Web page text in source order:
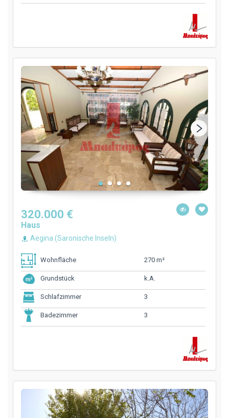
320.000 €
Haus
Aegina (Saronische Inseln)
Wohnfläche 270 m²
Grundstück k.A.
Schlafzimmer 3
Badezimmer 3